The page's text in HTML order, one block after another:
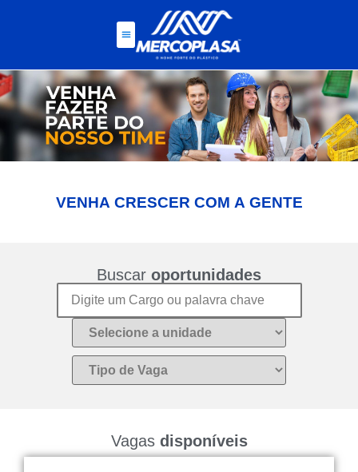
VENHA CRESCER A GENTE
Buscar oportunidades
Vagas disponíveis